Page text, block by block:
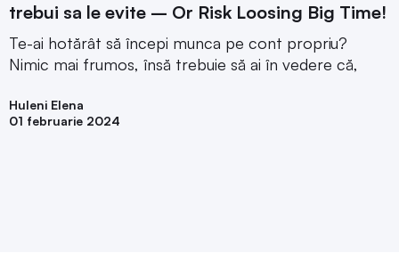
trebui sa le evite – Or Risk Loosing Big Time!
Te-ai hotărât să începi munca pe cont propriu?
Nimic mai frumos, însă trebuie să ai în vedere că,
Huleni Elena
01 februarie 2024